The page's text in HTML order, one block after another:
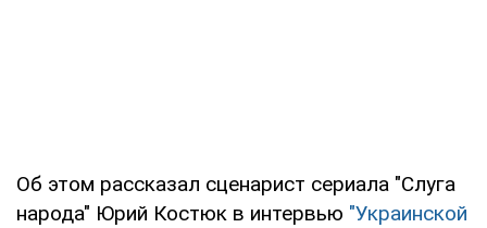
Об этом рассказал сценарист сериала "Слуга
народа" Юрий Костюк в интервью "Украинской